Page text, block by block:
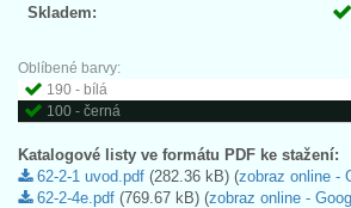
Skladem:
Oblíbené barvy:
190 - bílá
100 - černá
Katalogové listy ve formátu PDF ke stažení:
62-2-1 uvod.pdf (282.36 kB) (zobraz online -
62-2-4e.pdf (769.67 kB) (zobraz online -